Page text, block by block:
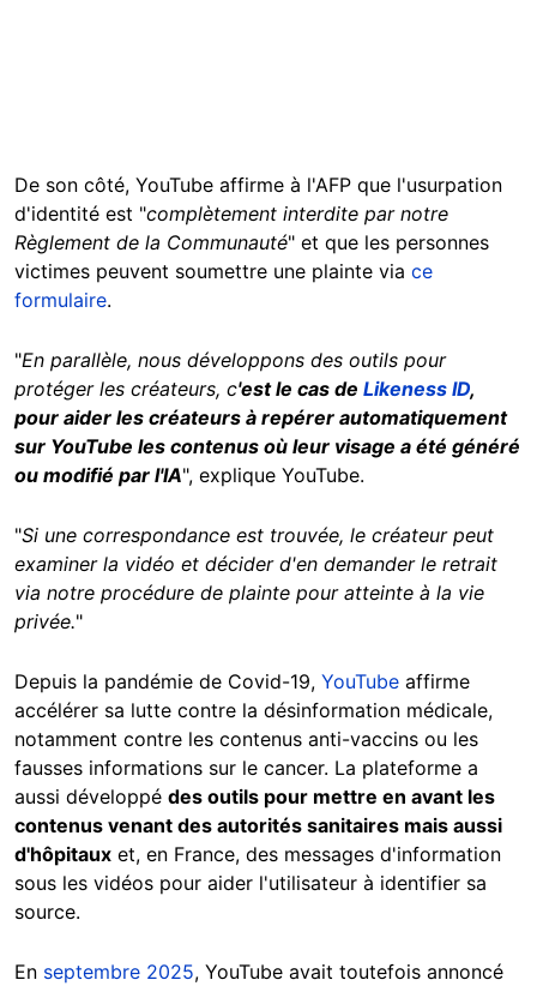
De son côté, YouTube affirme à l'AFP que l'usurpation
d'identité est "complètement interdite par notre
Règlement de la Communauté" et que les personnes
victimes peuvent soumettre une plainte via ce
formulaire.
"En parallèle, nous développons des outils pour
protéger les créateurs, c'est le cas de Likeness ID,
pour aider les créateurs à repérer automatiquement
sur YouTube les contenus où leur visage a été généré
ou modifié par l'IA", explique YouTube.
"Si une correspondance est trouvée, le créateur peut
examiner la vidéo et décider d'en demander le retrait
via notre procédure de plainte pour atteinte à la vie
privée."
Depuis la pandémie de Covid-19, YouTube affirme
accélérer sa lutte contre la désinformation médicale,
notamment contre les contenus anti-vaccins ou les
fausses informations sur le cancer. La plateforme a
aussi développé des outils pour mettre en avant les
contenus venant des autorités sanitaires mais aussi
d'hôpitaux et, en France, des messages d'information
sous les vidéos pour aider l'utilisateur à identifier sa
source.
En septembre 2025, YouTube avait toutefois annoncé